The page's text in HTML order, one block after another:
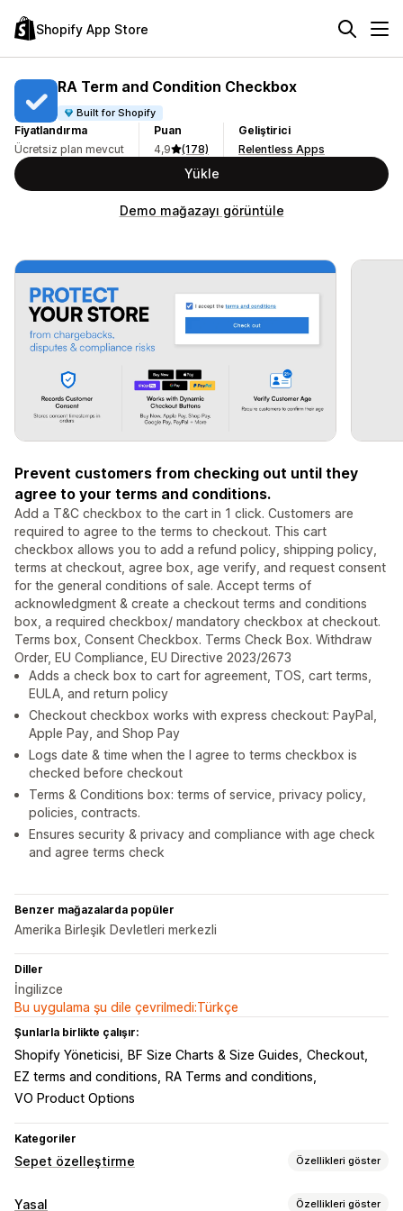
Shopify App Store
RA Term and Condition Checkbox
Built for Shopify
Fiyatlandırma
Ücretsiz plan mevcut
Puan
4,9
(178)
Geliştirici
Relentless Apps
Yükle
Demo mağazayı görüntüle
Prevent customers from checking out until they
agree to your terms and conditions.
Add a T&C checkbox to the cart in 1 click. Customers are
required to agree to the terms to checkout. This cart
checkbox allows you to add a refund policy, shipping policy,
terms at checkout, agree box, age verify, and request consent
for the general conditions of sale. Accept terms of
acknowledgment & create a checkout terms and conditions
box, a required checkbox/ mandatory checkbox at checkout.
Terms box, Consent Checkbox. Terms Check Box. Withdraw
Order, EU Compliance, EU Directive 2023/2673
Adds a check box to cart for agreement, TOS, cart terms,
EULA, and return policy
Checkout checkbox works with express checkout: PayPal,
Apple Pay, and Shop Pay
Logs date & time when the I agree to terms checkbox is
checked before checkout
Terms & Conditions box: terms of service, privacy policy,
policies, contracts.
Ensures security & privacy and compliance with age check
and agree terms check
Benzer mağazalarda popüler
Amerika Birleşik Devletleri merkezli
Diller
İngilizce
Bu uygulama şu dile çevrilmedi:Türkçe
Şunlarla birlikte çalışır:
Shopify Yöneticisi BF Size Charts & Size Guides Checkout
EZ terms and conditions
RA Terms and conditions
VO Product Options
Kategoriler
Sepet özelleştirme Özellikleri göster
Sepet ekranı
Yasal Özellikleri göster